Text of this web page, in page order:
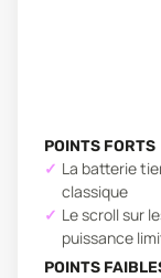
POINTS FORTS
La batterie
classique
Le scroll sur
puissance
POINTS